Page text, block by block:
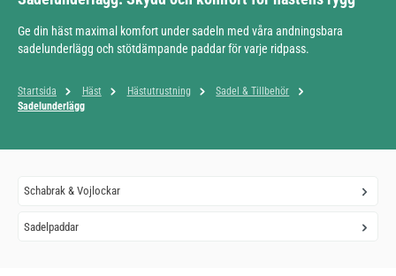
Ge din häst maximal komfort under sadeln med våra andningsbara
sadelunderlägg och stötdämpande paddar för varje ridpass.
Startsida Häst Hästutrustning
Sadel & Tillbehör
Sadelunderlägg
Schabrak & Vojlockar
Sadelpaddar